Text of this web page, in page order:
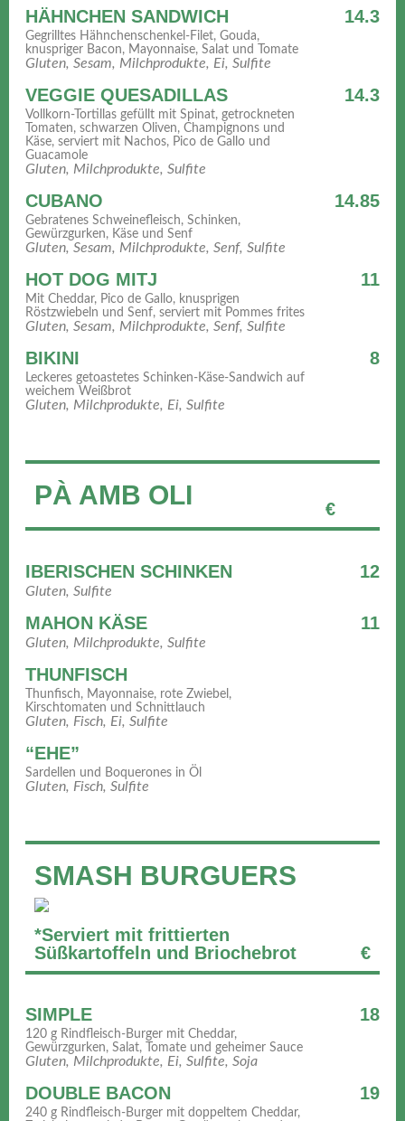
HÄHNCHEN SANDWICH 14.3
Gegrilltes Hähnchenschenkel-Filet, Gouda,
knuspriger Bacon, Mayonnaise, Salat und Tomate
Gluten, Sesam, Milchprodukte, Ei, Sulfite
VEGGIE QUESADILLAS 14.3
Vollkorn-Tortillas gefüllt mit Spinat, getrockneten
Tomaten, schwarzen Oliven, Champignons und
Käse, serviert mit Nachos, Pico de Gallo und
Guacamole
Gluten, Milchprodukte, Sulfite
CUBANO 14.85
Gebratenes Schweinefleisch, Schinken,
Gewürzgurken, Käse und Senf
Gluten, Sesam, Milchprodukte, Senf, Sulfite
HOT DOG MITJ 11
Mit Cheddar, Pico de Gallo, knusprigen
Röstzwiebeln und Senf, serviert mit Pommes frites
Gluten, Sesam, Milchprodukte, Senf, Sulfite
BIKINI 8
Leckeres getoastetes Schinken-Käse-Sandwich auf
weichem Weißbrot
Gluten, Milchprodukte, Ei, Sulfite
PÀ AMB OLI €
IBERISCHEN SCHINKEN 12
Gluten, Sulfite
MAHON KÄSE 11
Gluten, Milchprodukte, Sulfite
THUNFISCH
Thunfisch, Mayonnaise, rote Zwiebel,
Kirschtomaten und Schnittlauch
Gluten, Fisch, Ei, Sulfite
“EHE”
Sardellen und Boquerones in Öl
Gluten, Fisch, Sulfite
SMASH BURGUERS
*Serviert mit frittierten
Süßkartoffeln und Briochebrot
€
SIMPLE 18
120 g Rindfleisch-Burger mit Cheddar,
Gewürzgurken, Salat, Tomate und geheimer Sauce
Gluten, Milchprodukte, Ei, Sulfite, Soja
DOUBLE BACON 19
240 g Rindfleisch-Burger mit doppeltem Cheddar,